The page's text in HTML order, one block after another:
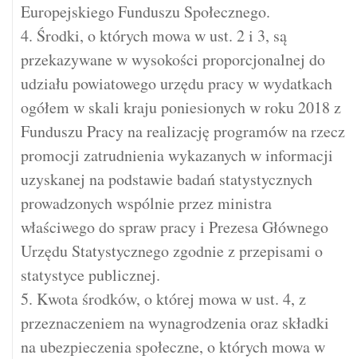
Europejskiego Funduszu Społecznego.
4. Środki, o których mowa w ust. 2 i 3, są
przekazywane w wysokości proporcjonalnej do
udziału powiatowego urzędu pracy w wydatkach
ogółem w skali kraju poniesionych w roku 2018 z
Funduszu Pracy na realizację programów na rzecz
promocji zatrudnienia wykazanych w informacji
uzyskanej na podstawie badań statystycznych
prowadzonych wspólnie przez ministra
właściwego do spraw pracy i Prezesa Głównego
Urzędu Statystycznego zgodnie z przepisami o
statystyce publicznej.
5. Kwota środków, o której mowa w ust. 4, z
przeznaczeniem na wynagrodzenia oraz składki
na ubezpieczenia społeczne, o których mowa w